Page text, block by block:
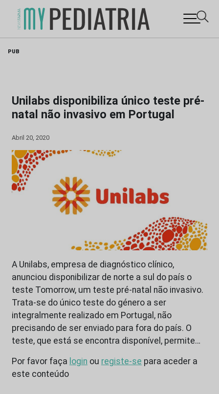
PUB
Unilabs disponibiliza único teste pré-
natal não invasivo em Portugal
Abril 20, 2020
A Unilabs, empresa de diagnóstico clínico,
anunciou disponibilizar de norte a sul do país o
teste Tomorrow, um teste pré-natal não invasivo.
Trata-se do único teste do género a ser
integralmente realizado em Portugal, não
precisando de ser enviado para fora do país. O
teste, que está se encontra disponível, permite…
Por favor faça login ou registe-se para aceder a
este conteúdo